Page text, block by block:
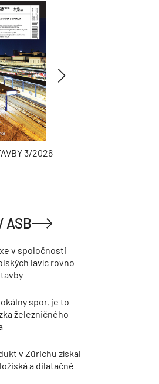
3/2026
ASB
v spoločnosti
lavíc rovno
spor, je to
železničného
v Zürichu získal
a dilatačné